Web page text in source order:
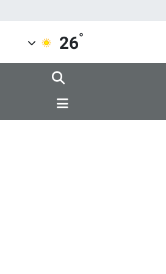
26°